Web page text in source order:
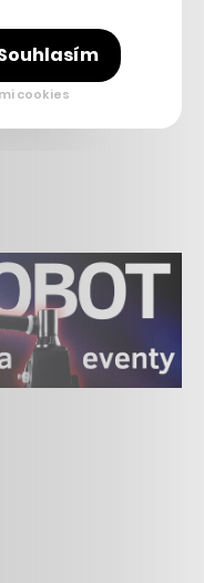
partnerů
WIND. Programy
UPC, a to až do
cookies